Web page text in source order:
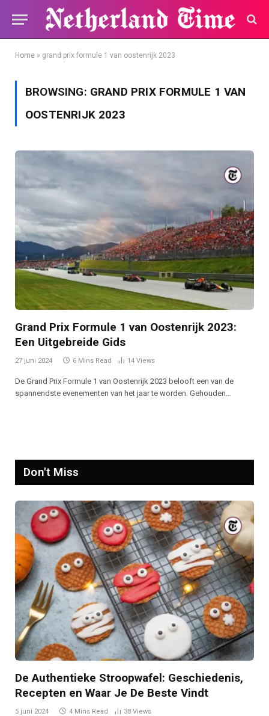
Home » grand prix formule 1 van oostenrijk 2023
BROWSING: GRAND PRIX FORMULE 1 VAN
OOSTENRIJK 2023
Grand Prix Formule 1 van Oostenrijk 2023:
Een Uitgebreide Gids
27 juni 2024 6 Mins Read 14 Views
De Grand Prix Formule 1 van Oostenrijk 2023 belooft een van de
spannendste evenementen van het jaar te worden. Gehouden…
Don't Miss
De Authentieke Stroopwafel: Geschiedenis,
Recepten en Waar Je De Beste Vindt
5 juni 2024 4 Mins Read 38 Views